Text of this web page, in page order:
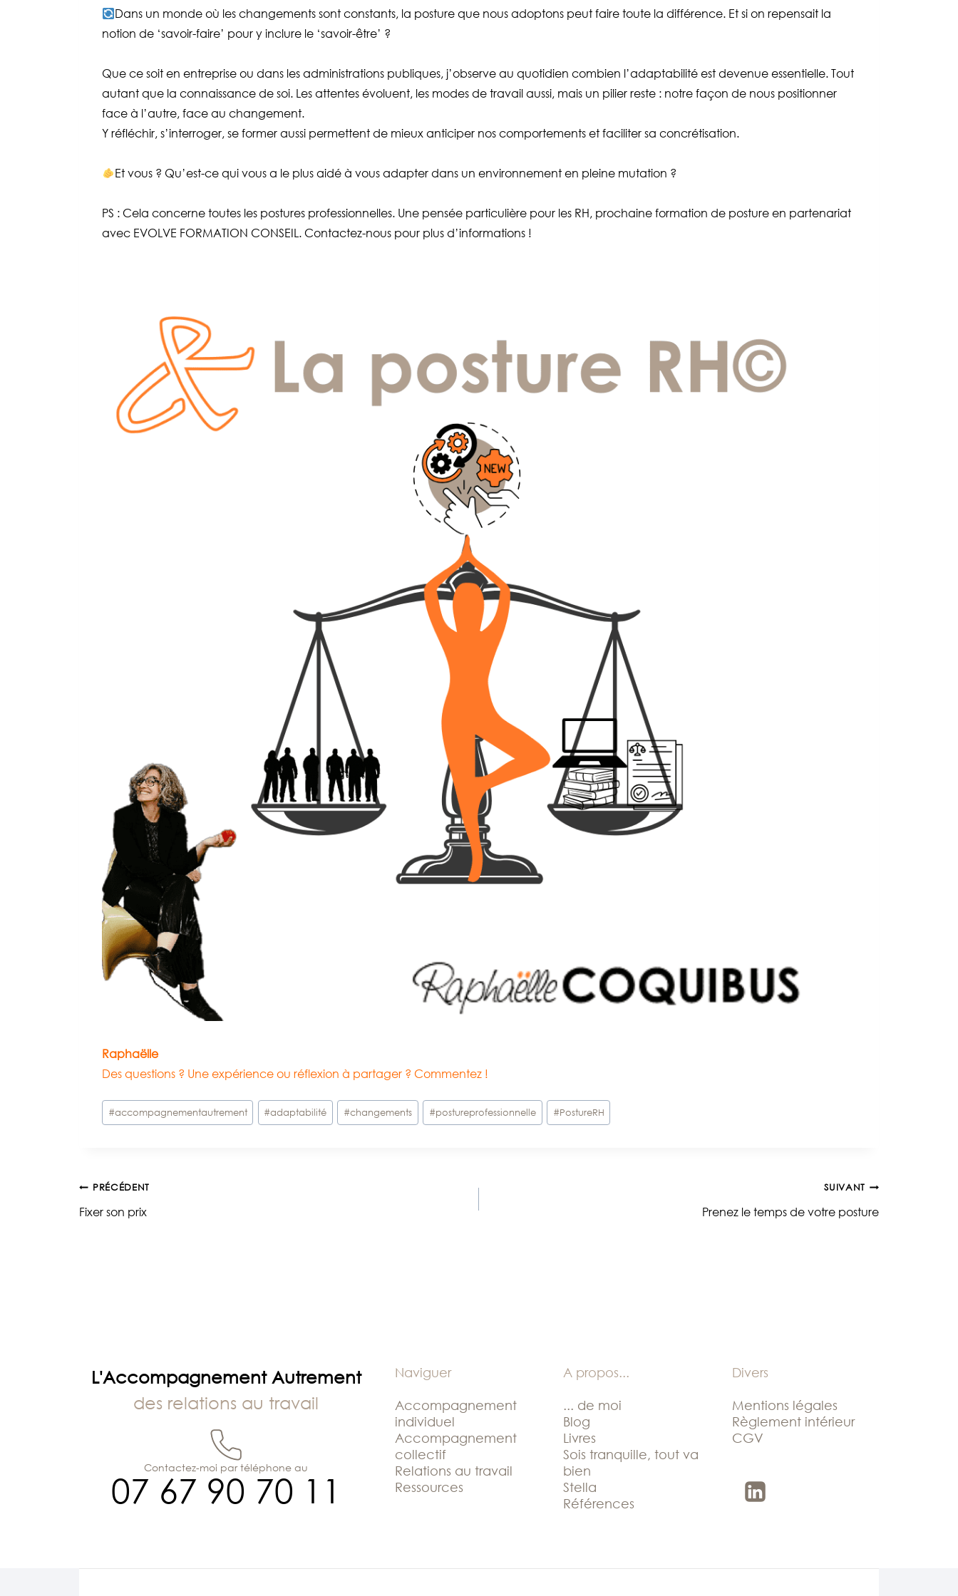
Dans un monde où les changements sont constants, la posture que nous adoptons peut faire toute la différence. Et si on repensait la
notion de ‘savoir-faire’ pour y inclure le ‘savoir-être’ ?
Que ce soit en entreprise ou dans les administrations publiques, j’observe au quotidien combien l’adaptabilité est devenue essentielle. Tout
autant que la connaissance de soi. Les attentes évoluent, les modes de travail aussi, mais un pilier reste : notre façon de nous positionner
face à l’autre, face au changement.
Y réfléchir, s’interroger, se former aussi permettent de mieux anticiper nos comportements et faciliter sa concrétisation.
Et vous ? Qu’est-ce qui vous a le plus aidé à vous adapter dans un environnement en pleine mutation ?
PS : Cela concerne toutes les postures professionnelles. Une pensée particulière pour les RH, prochaine formation de posture en partenariat
avec EVOLVE FORMATION CONSEIL. Contactez-nous pour plus d’informations !
Raphaëlle
Des questions ? Une expérience ou réflexion à partager ? Commentez !
Étiquettes
de
#accompagnementautrement #adaptabilité #changements #postureprofessionnelle #PostureRH
Navigation
PRÉCÉDENT
Fixer son prix
SUIVANT
Prenez le temps de votre posture
L'Accompagnement Autrement
des relations au travail
07 67 90 70 11
Contactez-moi par téléphone au
Naviguer
Accompagnement
individuel
Accompagnement
collectif
Relations au travail
Ressources
A propos...
... de moi
Blog
Livres
Sois tranquille, tout va
bien
Stella
Références
Divers
Mentions légales
Règlement intérieur
CGV